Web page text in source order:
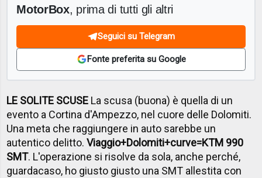
MotorBox, prima di tutti gli altri
Seguici su Telegram
Fonte preferita su Google
LE SOLITE SCUSE La scusa (buona) è quella di un
evento a Cortina d'Ampezzo, nel cuore delle Dolomiti.
Una meta che raggiungere in auto sarebbe un
autentico delitto.Viaggio+Dolomiti+curve=KTM 990
SMT. L'operazione si risolve da sola, anche perché,
guardacaso, ho giusto giusto una SMT allestita con